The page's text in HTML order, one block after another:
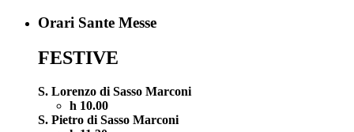
Orari Sante Messe
FESTIVE
S. Lorenzo di Sasso Marconi
h 10.00
S. Pietro di Sasso Marconi